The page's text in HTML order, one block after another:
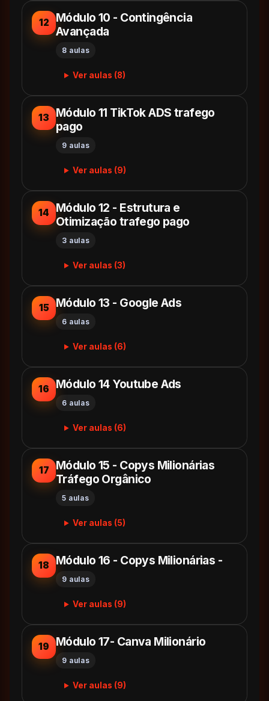
12
Módulo 10 - Contingência
Avançada
8 aulas
Ver aulas (8)
13
Módulo 11 TikTok ADS trafego
pago
9 aulas
Ver aulas (9)
14
Módulo 12 - Estrutura e
Otimização trafego pago
3 aulas
Ver aulas (3)
15 Módulo 13 - Google Ads
6 aulas
Ver aulas (6)
16 Módulo 14 Youtube Ads
6 aulas
Ver aulas (6)
17
Módulo 15 - Copys Milionárias
Tráfego Orgânico
5 aulas
Ver aulas (5)
18 Módulo 16 - Copys Milionárias -
9 aulas
Ver aulas (9)
19 Módulo 17- Canva Milionário
9 aulas
Ver aulas (9)